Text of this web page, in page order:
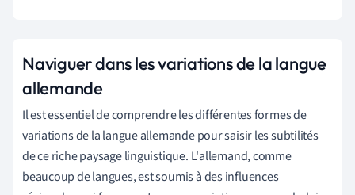
Naviguer dans les variations de la langue
allemande
Il est essentiel de comprendre les différentes formes de
variations de la langue allemande pour saisir les subtilités
de ce riche paysage linguistique. L'allemand, comme
beaucoup de langues, est soumis à des influences